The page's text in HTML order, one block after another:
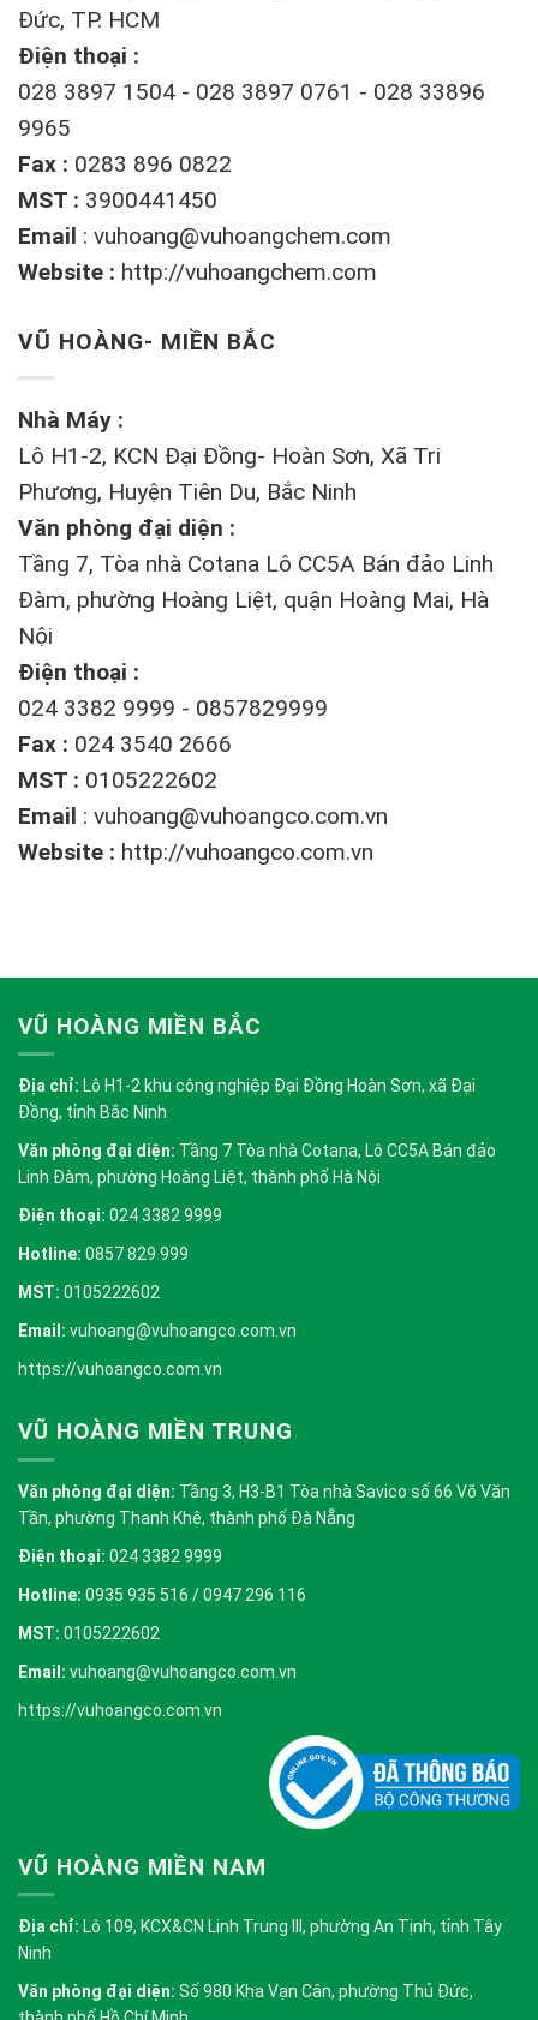
Đức, TP. HCM
Điện thoại :
028 3897 1504 - 028 3897 0761 - 028 33896
9965
Fax : 0283 896 0822
MST : 3900441450
Email : vuhoang@vuhoangchem.com
Website : http://vuhoangchem.com
VŨ HOÀNG- MIỀN BẮC
Nhà Máy :
Lô H1-2, KCN Đại Đồng- Hoàn Sơn, Xã Tri
Phương, Huyện Tiên Du, Bắc Ninh
Văn phòng đại diện :
Tầng 7, Tòa nhà Cotana Lô CC5A Bán đảo Linh
Đàm, phường Hoàng Liệt, quận Hoàng Mai, Hà
Nội
Điện thoại :
024 3382 9999 - 0857829999
Fax : 024 3540 2666
MST : 0105222602
Email : vuhoang@vuhoangco.com.vn
Website : http://vuhoangco.com.vn
VŨ HOÀNG MIỀN BẮC
Địa chỉ: Lô H1-2 khu công nghiệp Đại Đồng Hoàn Sơn, xã Đại
Đồng, tỉnh Bắc Ninh
Văn phòng đại diện: Tầng 7 Tòa nhà Cotana, Lô CC5A Bán đảo
Linh Đàm, phường Hoàng Liệt, thành phố Hà Nội
Điện thoại: 024 3382 9999
Hotline: 0857 829 999
MST: 0105222602
Email: vuhoang@vuhoangco.com.vn
https://vuhoangco.com.vn
VŨ HOÀNG MIỀN TRUNG
Văn phòng đại diện: Tầng 3, H3-B1 Tòa nhà Savico số 66 Võ Văn
Tần, phường Thanh Khê, thành phố Đà Nẵng
Điện thoại: 024 3382 9999
Hotline: 0935 935 516 / 0947 296 116
MST: 0105222602
Email: vuhoang@vuhoangco.com.vn
https://vuhoangco.com.vn
VŨ HOÀNG MIỀN NAM
Địa chỉ: Lô 109, KCX&CN Linh Trung III, phường An Tịnh, tỉnh Tây
Ninh
Văn phòng đại diện: Số 980 Kha Vạn Cân, phường Thủ Đức,